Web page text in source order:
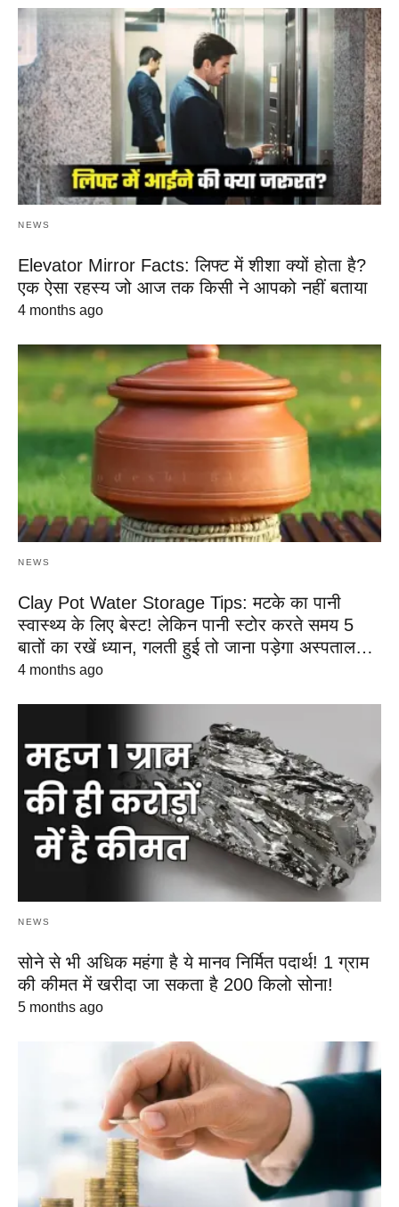
NEWS
Elevator Mirror Facts: लिफ्ट में शीशा क्यों होता है?
एक ऐसा रहस्य जो आज तक किसी ने आपको नहीं बताया
4 months ago
NEWS
Clay Pot Water Storage Tips: मटके का पानी
स्वास्थ्य के लिए बेस्ट! लेकिन पानी स्टोर करते समय 5
बातों का रखें ध्यान, गलती हुई तो जाना पड़ेगा अस्पताल…
4 months ago
NEWS
सोने से भी अधिक महंगा है ये मानव निर्मित पदार्थ! 1 ग्राम
की कीमत में खरीदा जा सकता है 200 किलो सोना!
5 months ago